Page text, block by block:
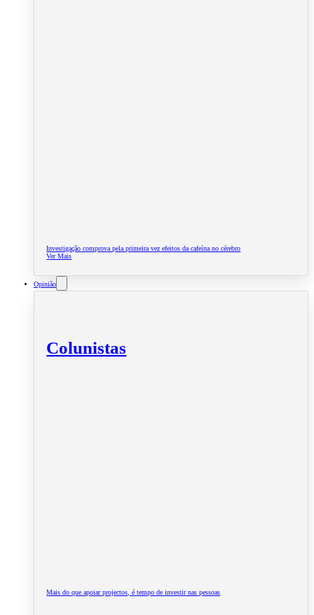
Investigação comprova pela primeira vez efeitos da cafeína no cérebro
Ver Mais
Opinião
Colunistas
Mais do que apoiar projectos, é tempo de investir nas pessoas